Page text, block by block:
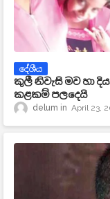
දේශීය
කුලී නිවැසි මව හා
කළකම් පලදෙයි
delum April 23,